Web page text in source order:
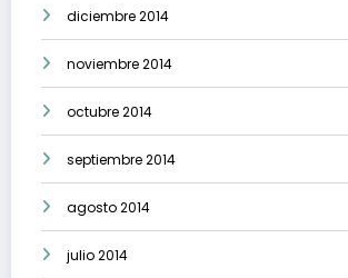
diciembre 2014
noviembre 2014
octubre 2014
septiembre 2014
agosto 2014
julio 2014